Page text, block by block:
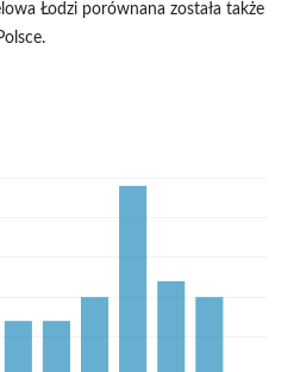
Łodzi porównana została także